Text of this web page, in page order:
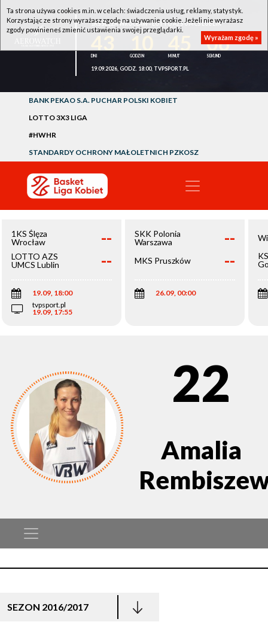
1KS ŚLĘZA WROCŁAW - LOTTO AZS UMCS LUBLIN
06
19.09.2026, GODZ. 18:00, TVPSPORT.PL
BANK PEKAO S.A. PUCHAR POLSKI KOBIET
LOTTO 3X3 LIGA
#HWHR
STANDARDY OCHRONY MAŁOLETNICH PZKOSZ
1KS Ślęza
Wrocław
--
LOTTO AZS
UMCS Lublin
--
19.09, 18:00
tvpsport.pl
19.09, 17:55
SKK Polonia
Warszawa
--
MKS Pruszków --
26.09, 00:00
22
Amalia
SEZON 2016/2017
Ta strona używa cookies m.in. w celach: świadczenia usług, reklamy, statystyk.
Korzystając ze strony wyrażasz zgodę na używanie cookie. Jeżeli nie wyrażasz
zgody powinieneś zmienić ustawienia swojej przeglądarki.
Wyrażam zgodę »